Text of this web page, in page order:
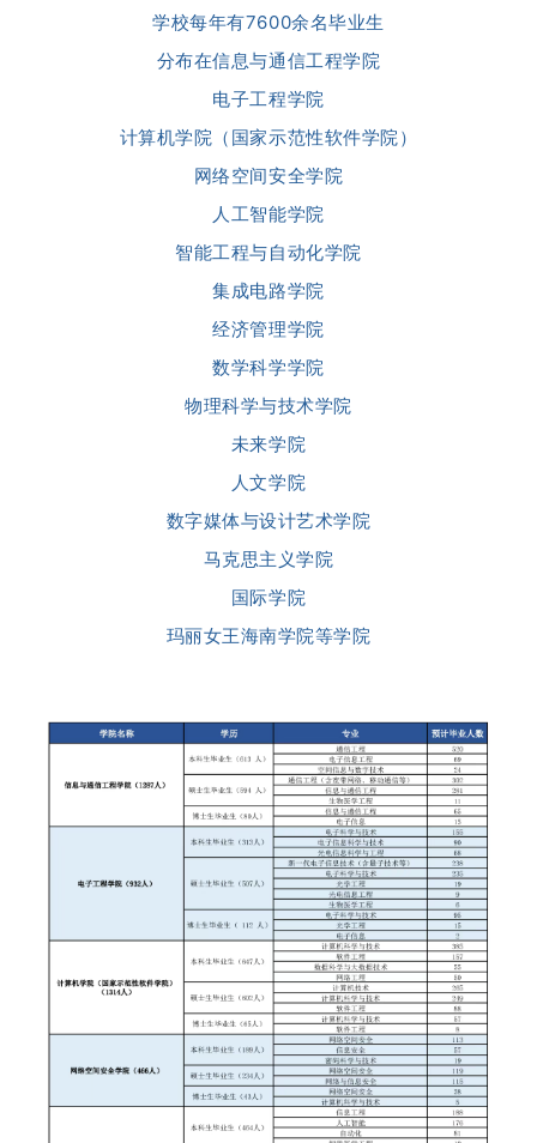
学校每年有7600余名毕业生
分布在信息与通信工程学院
电子工程学院
计算机学院（国家示范性软件学院）
网络空间安全学院
人工智能学院
智能工程与自动化学院
集成电路学院
经济管理学院
数学科学学院
物理科学与技术学院
未来学院
人文学院
数字媒体与设计艺术学院
马克思主义学院
国际学院
玛丽女王海南学院等学院